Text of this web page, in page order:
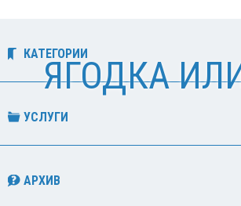
ЯГОДКА
КАТЕГОРИИ
УСЛУГИ
АРХИВ